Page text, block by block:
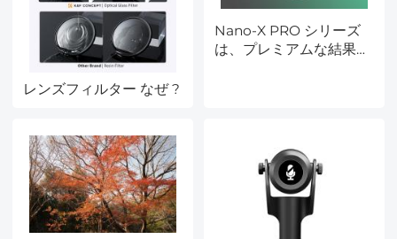
レンズフィルター なぜ ?
Nano-X PRO シリーズ
は、プレミアムな結果と